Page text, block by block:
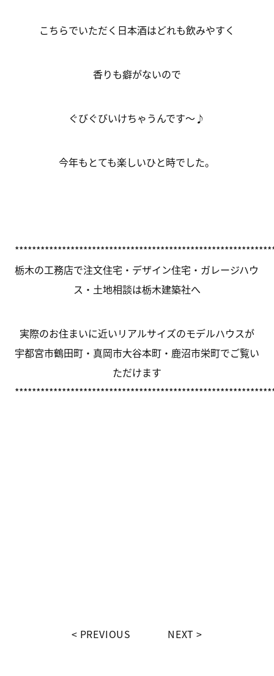
こちらでいただく日本酒はどれも飲みやすく
香りも癖がないので
ぐびぐびいけちゃうんです～♪
今年もとても楽しいひと時でした。
栃木の工務店で注文住宅・デザイン住宅・ガレージハウ
ス・土地相談は栃木建築社へ
実際のお住まいに近いリアルサイズのモデルハウスが
宇都宮市鶴田町・真岡市大谷本町・鹿沼市栄町でご覧い
ただけます
PREVIOUS NEXT